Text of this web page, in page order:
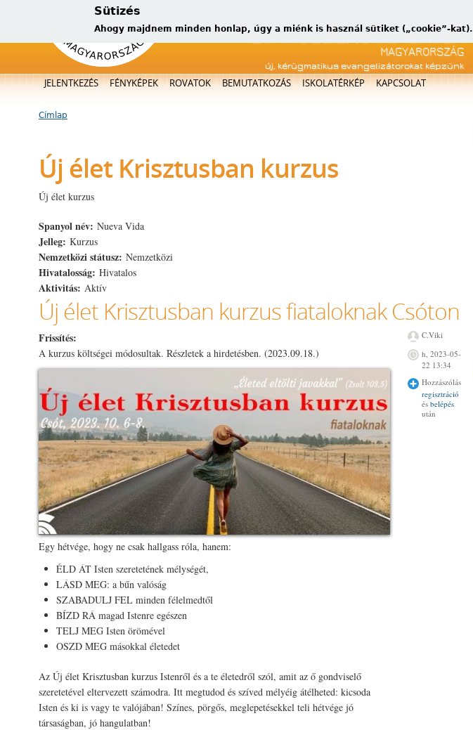
Sütizés
Ahogy majdnem minden honlap, úgy a miénk is használ sütiket („cookie”-kat).
új, kérügmatikus evangelizátorokat képzünk
Főmenü
JELENTKEZÉS FÉNYKÉPEK ROVATOK BEMUTATKOZÁS ISKOLATÉRKÉP KAPCSOLAT
Jelenlegi hely
Címlap
Új élet Krisztusban kurzus
Új élet kurzus
Spanyol név: Nueva Vida
Jelleg: Kurzus
Nemzetközi státusz: Nemzetközi
Hivatalosság: Hivatalos
Aktivitás: Aktív
Új élet Krisztusban kurzus fiataloknak Csóton
Frissítés:
A kurzus költségei módosultak. Részletek a hirdetésben. (2023.09.18.)
Egy hétvége, hogy ne csak hallgass róla, hanem:
ÉLD ÁT Isten szeretetének mélységét,
LÁSD MEG: a bűn valóság
SZABADULJ FEL minden félelmedtől
BÍZD RÁ magad Istenre egészen
TELJ MEG Isten örömével
OSZD MEG másokkal életedet
Az Új élet Krisztusban kurzus Istenről és a te életedről szól, amit az ő gondviselő
szeretetével eltervezett számodra. Itt megtudod és szíved mélyéig átélheted: kicsoda
Isten és ki is vagy te valójában! Színes, pörgős, meglepetésekkel teli hétvége jó
társaságban, jó hangulatban!
C.Viki
h, 2023-05-
22 13:34
Hozzászólás
regisztráció
és belépés
után